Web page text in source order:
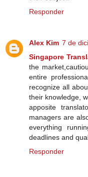
Responder
Alex Kim 7 de
Singapore
the
entire
recognize all
their knowledge,
apposite
managers are
everything
deadlines and
Responder